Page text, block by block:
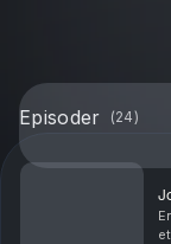
Episoder (24)